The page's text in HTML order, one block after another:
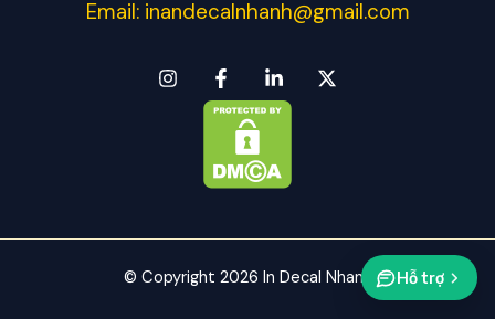
Email: inandecalnhanh@gmail.com
© Copyright 2026 In Decal Nhanh Hỗ trợ